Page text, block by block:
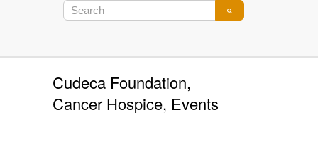
Cudeca Foundation,
Cancer Hospice, Events